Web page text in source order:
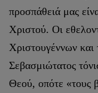
προσπάθειά μας
Χριστού. Οι
Χριστουγέννων
Σεβασμιώτατος
Θεού, οπότε «τους